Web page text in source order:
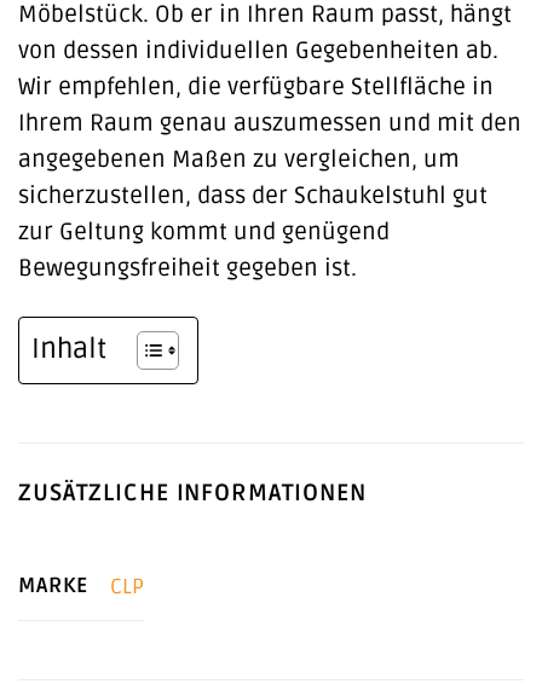
Möbelstück. Ob er in Ihren Raum passt, hängt
von dessen individuellen Gegebenheiten ab.
Wir empfehlen, die verfügbare Stellfläche in
Ihrem Raum genau auszumessen und mit den
angegebenen Maßen zu vergleichen, um
sicherzustellen, dass der Schaukelstuhl gut
zur Geltung kommt und genügend
Bewegungsfreiheit gegeben ist.
Inhalt
ZUSÄTZLICHE INFORMATIONEN
MARKE CLP